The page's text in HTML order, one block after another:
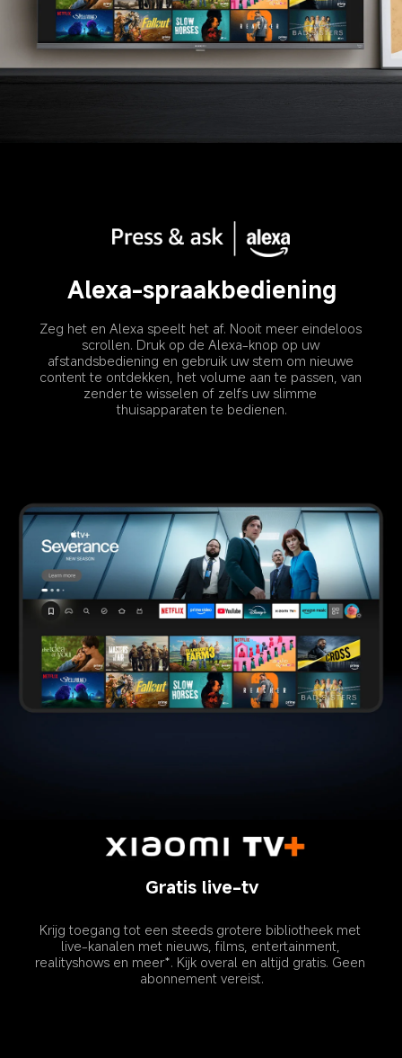
Alexa-spraakbediening
Zeg het en Alexa speelt het af. Nooit meer eindeloos
scrollen. Druk op de Alexa-knop op uw
afstandsbediening en gebruik uw stem om nieuwe
content te ontdekken, het volume aan te passen, van
zender te wisselen of zelfs uw slimme
thuisapparaten te bedienen.
Gratis live-tv
Krijg toegang tot een steeds grotere bibliotheek met
live-kanalen met nieuws, films, entertainment,
realityshows en meer*. Kijk overal en altijd gratis. Geen
abonnement vereist.